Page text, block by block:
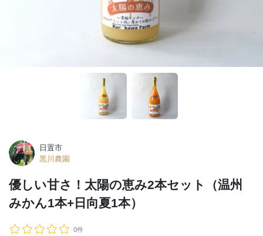
日置市
黒川農園
優しい甘さ！太陽の恵み2本セット（温州
みかん1本+日向夏1本）
0件